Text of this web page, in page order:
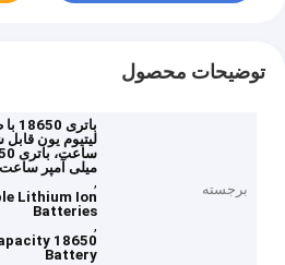
توضیحات محصول
برجسته
میلی آمپر ساعت
,
Lithium Ion
Batteries
,
18650
Battery